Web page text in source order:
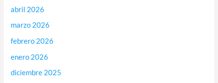
abril 2026
marzo 2026
febrero 2026
enero 2026
diciembre 2025